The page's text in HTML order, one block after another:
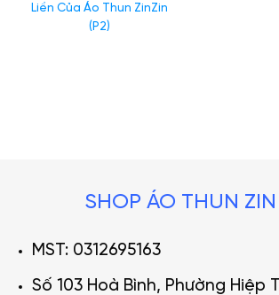
Liền Của Áo Thun ZinZin
(P2)
SHOP ÁO THUN ZIN
MST: 0312695163
Số 103 Hoà Bình, Phường Hiệp